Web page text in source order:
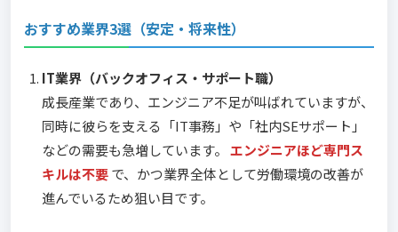
おすすめ業界3選（安定・将来性）
IT業界（バックオフィス・サポート職）
成長産業であり、エンジニア不足が叫ばれていますが、
同時に彼らを支える「IT事務」や「社内SEサポート」
などの需要も急増しています。 エンジニアほど専門ス
キルは不要で、かつ業界全体として労働環境の改善が
進んでいるため狙い目です。